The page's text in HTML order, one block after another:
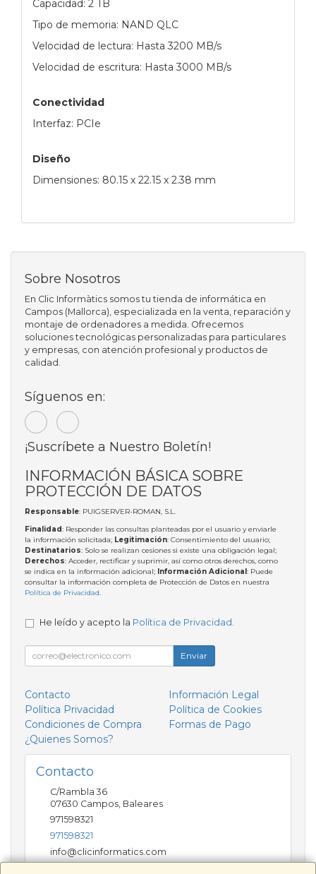
Capacidad: 2 TB
Tipo de memoria: NAND QLC
Velocidad de lectura: Hasta 3200 MB/s
Velocidad de escritura: Hasta 3000 MB/s
Conectividad
Interfaz: PCIe
Diseño
Dimensiones: 80.15 x 22.15 x 2.38 mm
Sobre Nosotros
En Clic Informàtics somos tu tienda de informática en
Campos (Mallorca), especializada en la venta, reparación y
montaje de ordenadores a medida. Ofrecemos
soluciones tecnológicas personalizadas para particulares
y empresas, con atención profesional y productos de
calidad.
Síguenos en:
¡Suscríbete a Nuestro Boletín!
INFORMACIÓN BÁSICA SOBRE
PROTECCIÓN DE DATOS
Responsable: PUIGSERVER-ROMAN, S.L.
Finalidad: Responder las consultas planteadas por el usuario y enviarle
la información solicitada; Legitimación: Consentimiento del usuario;
Destinatarios: Solo se realizan cesiones si existe una obligación legal;
Derechos: Acceder, rectificar y suprimir, así como otros derechos, como
se indica en la información adicional; Información Adicional: Puede
consultar la información completa de Protección de Datos en nuestra
Política de Privacidad.
He leído y acepto la Política de Privacidad
Enviar
Contacto
Información Legal
Política Privacidad
Política de Cookies
Condiciones de Compra
Formas de Pago
¿Quienes Somos?
Contacto
C/Rambla 36
07630 Campos Baleares
971598321
971598321
info@clicinformatics.com